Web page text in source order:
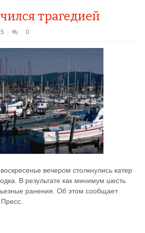
трагедией
0
вечером столкнулись катер
В результате как минимум шесть
ранения. Об этом сообщает